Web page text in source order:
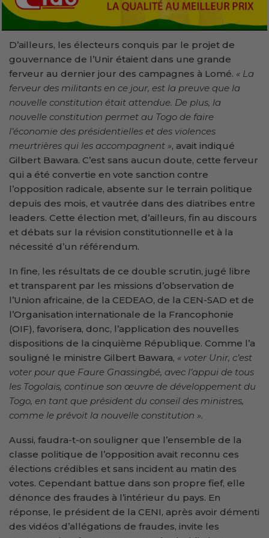
D’ailleurs, les électeurs conquis par le projet de
gouvernance de l’Unir étaient dans une grande
ferveur au dernier jour des campagnes à Lomé. « La
ferveur des militants en ce jour, est la preuve que la
nouvelle constitution était attendue. De plus, la
nouvelle constitution permet au Togo de faire
l’économie des présidentielles et des violences
meurtrières qui les accompagnent », avait indiqué
Gilbert Bawara. C’est sans aucun doute, cette ferveur
qui a été convertie en vote sanction contre
l’opposition radicale, absente sur le terrain politique
depuis des mois, et vautrée dans des diatribes entre
leaders. Cette élection met, d’ailleurs, fin au discours
et débats sur la révision constitutionnelle et à la
nécessité d’un référendum.
In fine, les résultats de ce double scrutin, jugé libre
et transparent par les missions d’observation de
l’Union africaine, de la CEDEAO, de la CEN-SAD et de
l’Organisation internationale de la Francophonie
(OIF), favorisera, donc, l’application des nouvelles
dispositions de la cinquième République. Comme l’a
souligné le ministre Gilbert Bawara, « voter Unir, c’est
voter pour que Faure Gnassingbé, avec l’appui de tous
les Togolais, continue son œuvre de développement du
Togo, en tant que président du conseil des ministres,
comme le prévoit la nouvelle constitution ».
Aussi, faudra-t-on souligner que l’ensemble de la
classe politique de l’opposition avait reconnu ces
élections crédibles et sans incident au matin des
votes. Cependant battue dans son propre fief, elle
dénonce des fraudes à l’intérieur du pays. En
réponse, le président de la CENI, après avoir démenti
des vidéos d’allégations de fraudes, invite les